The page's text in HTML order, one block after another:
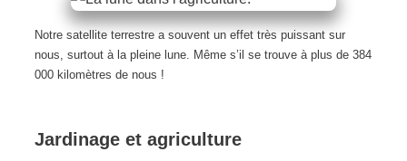
Notre satellite terrestre a souvent un effet très puissant sur
nous, surtout à la pleine lune. Même s’il se trouve à plus de 384
000 kilomètres de nous !
Jardinage et agriculture